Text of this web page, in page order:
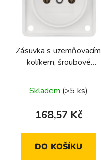
Zásuvka s uzemňovacím
kolíkem, šroubové
Berker Integro, polární
bílá
Skladem (>5 ks)
168,57 Kč
DO KOŠÍKU